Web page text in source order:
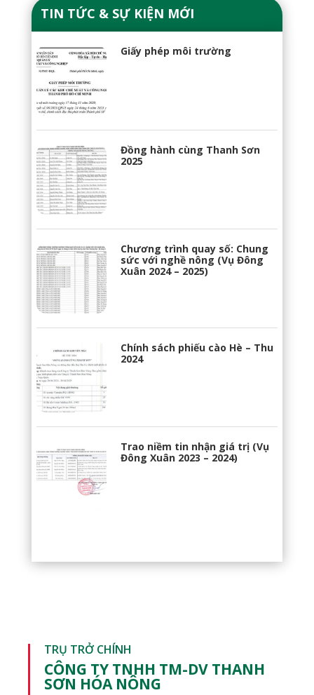
TIN TỨC & SỰ KIỆN MỚI
Giấy phép môi trường
Đồng hành cùng Thanh Sơn
2025
Chương trình quay số: Chung
sức với nghề nông (Vụ Đông
Xuân 2024 – 2025)
Chính sách phiếu cào Hè – Thu
2024
Trao niềm tin nhận giá trị (Vụ
Đông Xuân 2023 – 2024)
TRỤ TRỞ CHÍNH
CÔNG TY TNHH TM-DV THANH
SƠN HÓA NÔNG